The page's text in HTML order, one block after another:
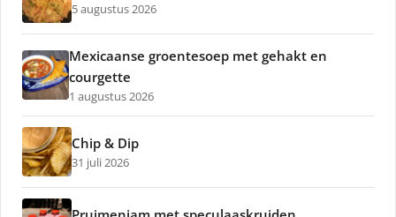
5 augustus 2026
Mexicaanse groentesoep met gehakt en
courgette
1 augustus 2026
Chip & Dip
31 juli 2026